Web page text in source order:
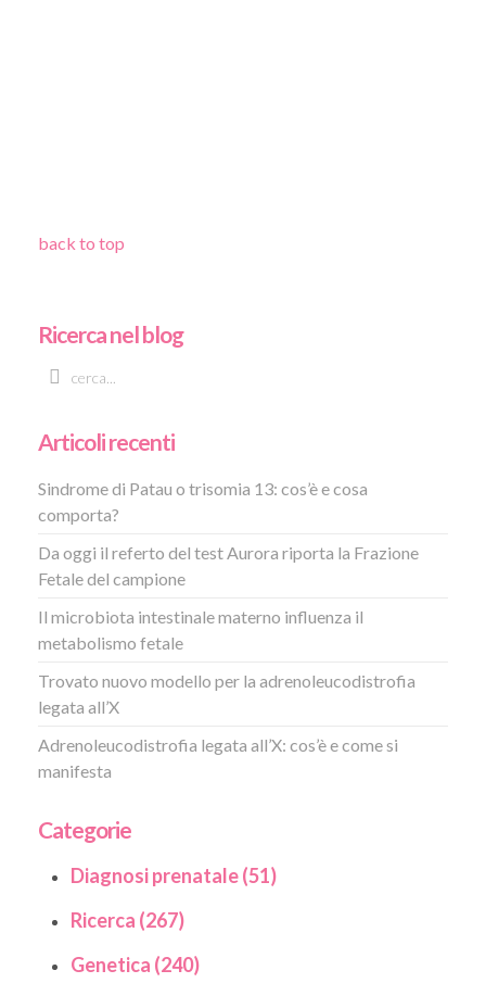
back to top
Ricerca nel blog
Articoli recenti
Sindrome di Patau o trisomia 13: cos’è e cosa
comporta?
Da oggi il referto del test Aurora riporta la Frazione
Fetale del campione
Il microbiota intestinale materno influenza il
metabolismo fetale
Trovato nuovo modello per la adrenoleucodistrofia
legata all’X
Adrenoleucodistrofia legata all’X: cos’è e come si
manifesta
Categorie
Diagnosi prenatale (51)
Ricerca (267)
Genetica (240)